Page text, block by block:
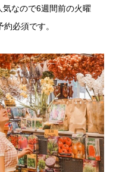
なので6週間前の火曜
必須です。